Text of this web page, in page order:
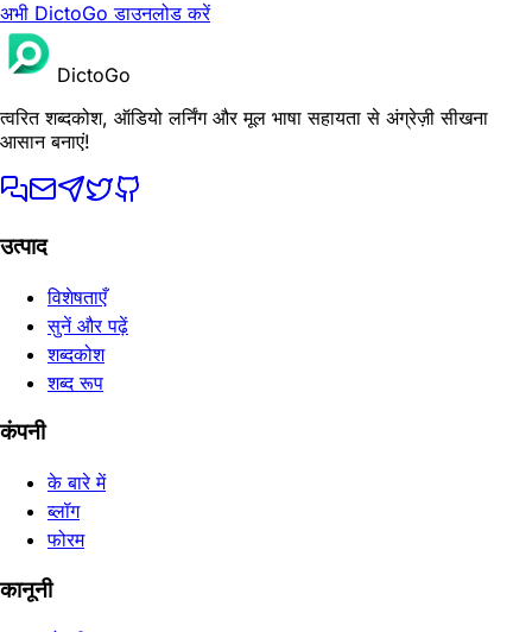
अभी DictoGo डाउनलोड करें
DictoGo
त्वरित शब्दकोश, ऑडियो लर्निंग और मूल भाषा सहायता से अंग्रेज़ी सीखना
आसान बनाएं!
उत्पाद
विशेषताएँ
सुनें और पढ़ें
शब्दकोश
शब्द रूप
कंपनी
के बारे में
ब्लॉग
फोरम
कानूनी